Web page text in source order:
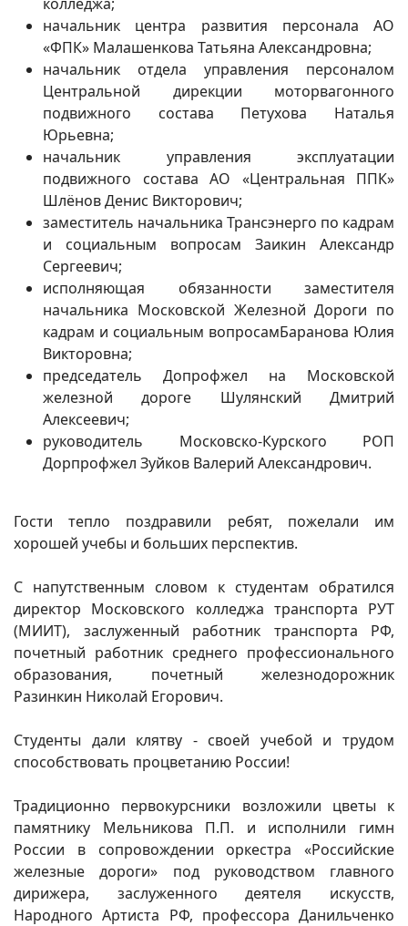
начальник центра развития персонала АО
«ФПК» Малашенкова Татьяна Александровна;
начальник отдела управления персоналом
Центральной дирекции моторвагонного
подвижного состава Петухова Наталья
Юрьевна;
начальник управления эксплуатации
подвижного состава АО «Центральная ППК»
Шлёнов Денис Викторович;
заместитель начальника Трансэнерго по кадрам
и социальным вопросам Заикин Александр
Сергеевич;
исполняющая обязанности заместителя
начальника Московской Железной Дороги по
кадрам и социальным вопросамБаранова Юлия
Викторовна;
председатель Допрофжел на Московской
железной дороге Шулянский Дмитрий
Алексеевич;
руководитель Московско-Курского РОП
Дорпрофжел Зуйков Валерий Александрович.
Гости тепло поздравили ребят, пожелали им
хорошей учебы и больших перспектив.
С напутственным словом к студентам обратился
директор Московского колледжа транспорта РУТ
(МИИТ), заслуженный работник транспорта РФ,
почетный работник среднего профессионального
образования, почетный железнодорожник
Разинкин Николай Егорович.
Студенты дали клятву - своей учебой и трудом
способствовать процветанию России!
Традиционно первокурсники возложили цветы к
памятнику Мельникова П.П. и исполнили гимн
России в сопровождении оркестра «Российские
железные дороги» под руководством главного
дирижера, заслуженного деятеля искусств,
Народного Артиста РФ, профессора Данильченко